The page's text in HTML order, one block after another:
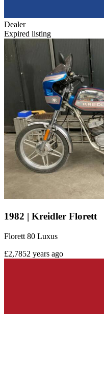
Dealer
Expired listing
1982 | Kreidler Florett
Florett 80 Luxus
£2,7852 years ago